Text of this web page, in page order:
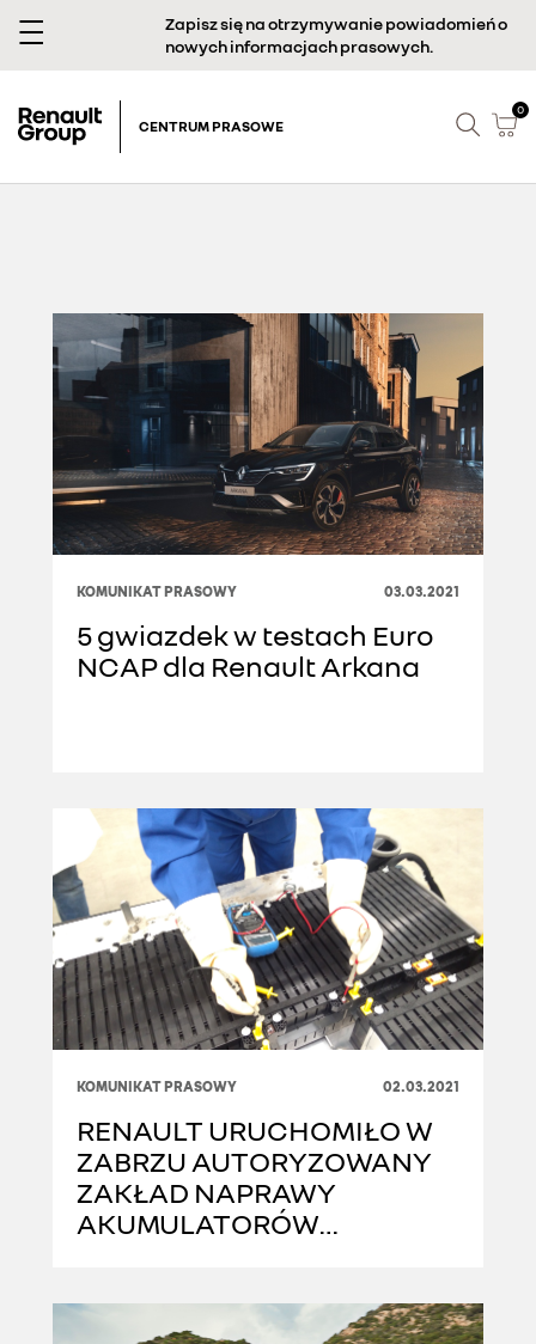
Zapisz się na otrzymywanie powiadomień o
nowych informacjach prasowych.
CENTRUM PRASOWE
0
KOMUNIKAT PRASOWY 03.03.2021
5 gwiazdek w testach Euro
NCAP dla Renault Arkana
KOMUNIKAT PRASOWY 02.03.2021
RENAULT URUCHOMIŁO W
ZABRZU AUTORYZOWANY
ZAKŁAD NAPRAWY
AKUMULATORÓW
ELEKTRYCZNYCH